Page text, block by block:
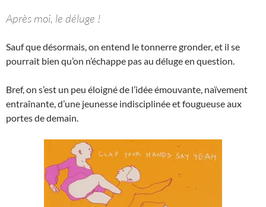
Après moi, le déluge !
Sauf que désormais, on entend le tonnerre gronder, et il se
pourrait bien qu’on n’échappe pas au déluge en question.
Bref, on s’est un peu éloigné de l’idée émouvante, naïvement
entraînante, d’une jeunesse indisciplinée et fougueuse aux
portes de demain.